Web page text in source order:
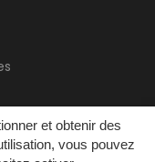
et obtenir des
vous pouvez